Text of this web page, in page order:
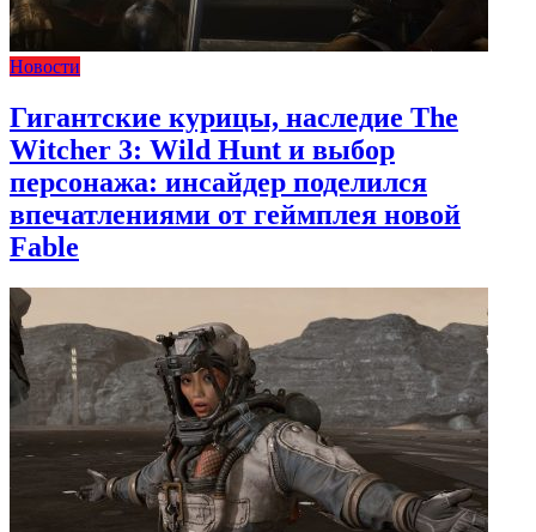
Новости
Гигантские курицы, наследие The
Witcher 3: Wild Hunt и выбор
персонажа: инсайдер поделился
впечатлениями от геймплея новой
Fable